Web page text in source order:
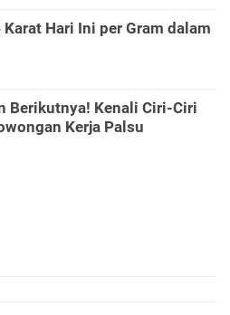
Karat Hari Ini per Gram dalam
Berikutnya! Kenali Ciri-Ciri
Kerja Palsu